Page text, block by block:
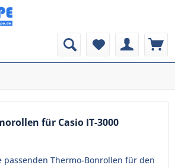
für Casio IT-3000
passenden Thermo-Bonrollen für den